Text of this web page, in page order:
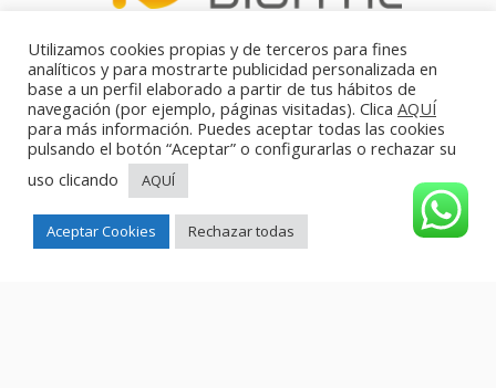
Utilizamos cookies propias y de terceros para fines
analíticos y para mostrarte publicidad personalizada en
base a un perfil elaborado a partir de tus hábitos de
navegación (por ejemplo, páginas visitadas). Clica AQUÍ
para más información. Puedes aceptar todas las cookies
pulsando el botón “Aceptar” o configurarlas o rechazar su
uso clicando
AQUÍ
Aceptar Cookies Rechazar todas